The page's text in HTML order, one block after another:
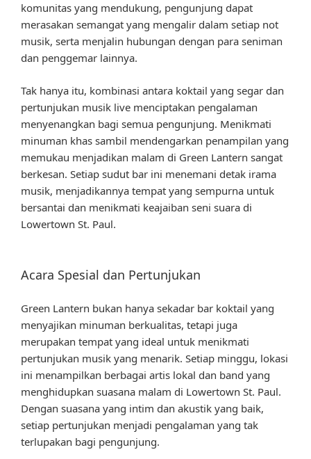
komunitas yang mendukung, pengunjung dapat
merasakan semangat yang mengalir dalam setiap not
musik, serta menjalin hubungan dengan para seniman
dan penggemar lainnya.
Tak hanya itu, kombinasi antara koktail yang segar dan
pertunjukan musik live menciptakan pengalaman
menyenangkan bagi semua pengunjung. Menikmati
minuman khas sambil mendengarkan penampilan yang
memukau menjadikan malam di Green Lantern sangat
berkesan. Setiap sudut bar ini menemani detak irama
musik, menjadikannya tempat yang sempurna untuk
bersantai dan menikmati keajaiban seni suara di
Lowertown St. Paul.
Acara Spesial dan Pertunjukan
Green Lantern bukan hanya sekadar bar koktail yang
menyajikan minuman berkualitas, tetapi juga
merupakan tempat yang ideal untuk menikmati
pertunjukan musik yang menarik. Setiap minggu, lokasi
ini menampilkan berbagai artis lokal dan band yang
menghidupkan suasana malam di Lowertown St. Paul.
Dengan suasana yang intim dan akustik yang baik,
setiap pertunjukan menjadi pengalaman yang tak
terlupakan bagi pengunjung.